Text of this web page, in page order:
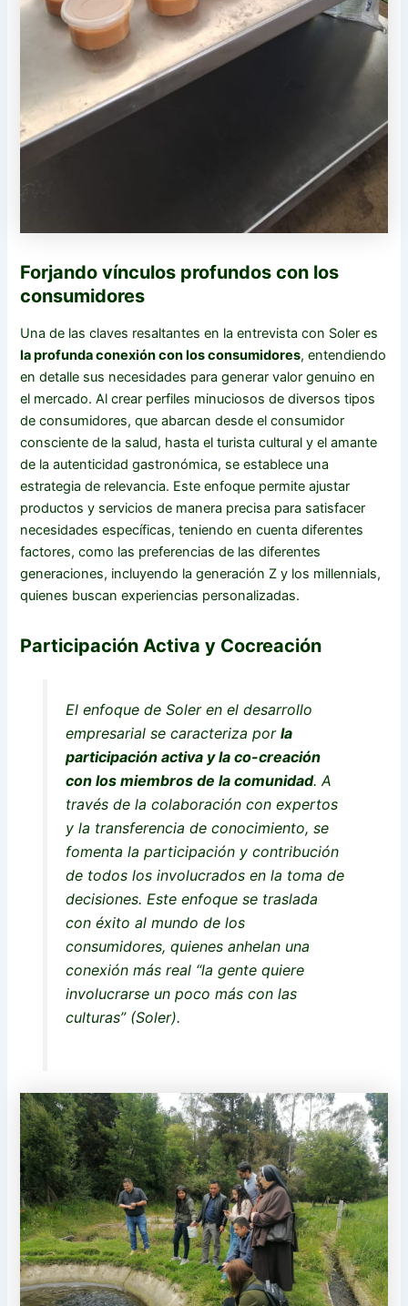
Forjando vínculos profundos con los
consumidores
Una de las claves resaltantes en la entrevista con Soler es
la profunda conexión con los consumidores, entendiendo
en detalle sus necesidades para generar valor genuino en
el mercado. Al crear perfiles minuciosos de diversos tipos
de consumidores, que abarcan desde el consumidor
consciente de la salud, hasta el turista cultural y el amante
de la autenticidad gastronómica, se establece una
estrategia de relevancia. Este enfoque permite ajustar
productos y servicios de manera precisa para satisfacer
necesidades específicas, teniendo en cuenta diferentes
factores, como las preferencias de las diferentes
generaciones, incluyendo la generación Z y los millennials,
quienes buscan experiencias personalizadas.
Participación Activa y Cocreación
El enfoque de Soler en el desarrollo
empresarial se caracteriza por la
participación activa y la co-creación
con los miembros de la comunidad. A
través de la colaboración con expertos
y la transferencia de conocimiento, se
fomenta la participación y contribución
de todos los involucrados en la toma de
decisiones. Este enfoque se traslada
con éxito al mundo de los
consumidores, quienes anhelan una
conexión más real “la gente quiere
involucrarse un poco más con las
culturas” (Soler).